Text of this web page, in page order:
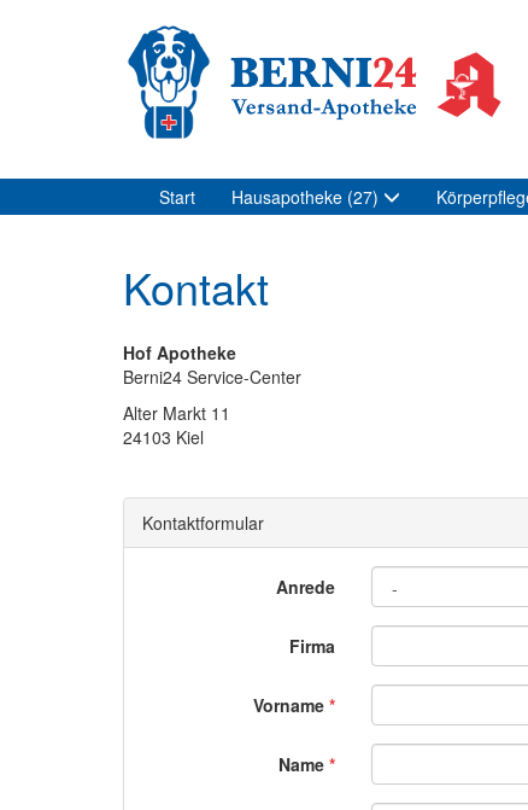
Start Hausapotheke (27)
Kontakt
Hof Apotheke
Berni24 Service-Center
Alter Markt 11
24103 Kiel
Kontaktformular
Anrede
Firma
Vorname *
Name *